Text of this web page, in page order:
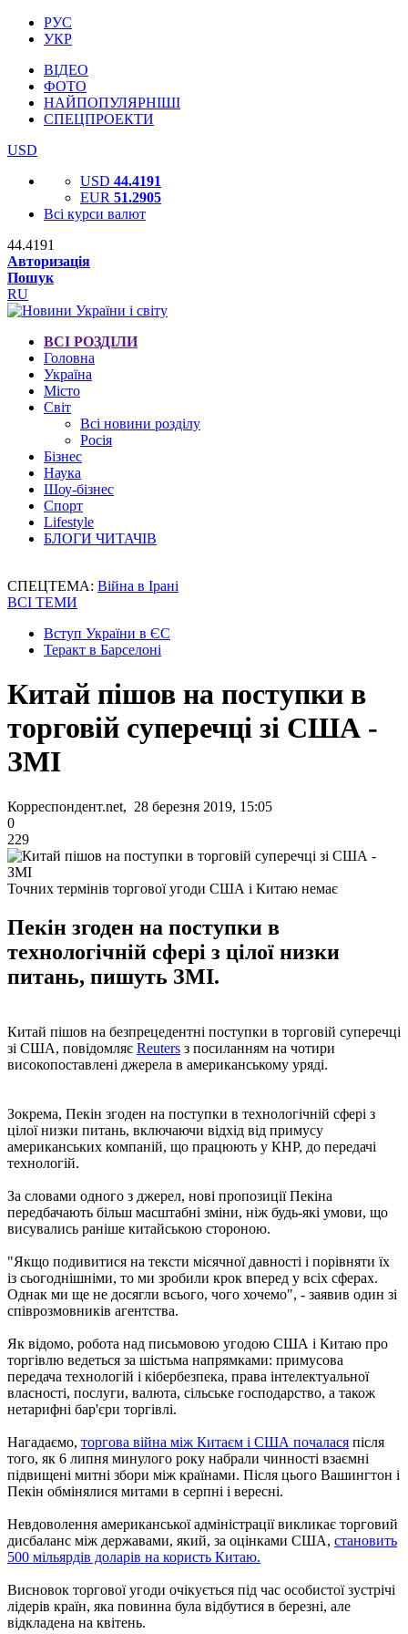
РУС
УКР
ВІДЕО
ФОТО
НАЙПОПУЛЯРНІШІ
СПЕЦПРОЕКТИ
USD
USD 44.4191
EUR 51.2905
Всі курси валют
44.4191
Авторизація
Пошук
RU
ВСІ РОЗДІЛИ
Головна
Україна
Місто
Світ
Всі новини розділу
Росія
Бізнес
Наука
Шоу-бізнес
Спорт
Lifestyle
БЛОГИ ЧИТАЧІВ
СПЕЦТЕМА: Війна в Ірані
ВСІ ТЕМИ
Вступ України в ЄС
Теракт в Барселоні
Китай пішов на поступки в
торговій суперечці зі США -
ЗМІ
Корреспондент.net, 28 березня 2019, 15:05
0
229
Точних термінів торгової угоди США і Китаю немає
Пекін згоден на поступки в
технологічній сфері з цілої низки
питань, пишуть ЗМІ.
Китай пішов на безпрецедентні поступки в торговій суперечці
зі США, повідомляє Reuters з посиланням на чотири
високопоставлені джерела в американському уряді.
Зокрема, Пекін згоден на поступки в технологічній сфері з
цілої низки питань, включаючи відхід від примусу
американських компаній, що працюють у КНР, до передачі
технологій.
За словами одного з джерел, нові пропозиції Пекіна
передбачають більш масштабні зміни, ніж будь-які умови, що
висувались раніше китайською стороною.
"Якщо подивитися на тексти місячної давності і порівняти їх
із сьогоднішніми, то ми зробили крок вперед у всіх сферах.
Однак ми ще не досягли всього, чого хочемо", - заявив один зі
співрозмовників агентства.
Як відомо, робота над письмовою угодою США і Китаю про
торгівлю ведеться за шістьма напрямками: примусова
передача технологій і кібербезпека, права інтелектуальної
власності, послуги, валюта, сільське господарство, а також
нетарифні бар'єри торгівлі.
Нагадаємо, торгова війна між Китаєм і США почалася після
того, як 6 липня минулого року набрали чинності взаємні
підвищені митні збори між країнами. Після цього Вашингтон і
Пекін обмінялися митами в серпні і вересні.
Невдоволення американської адміністрації викликає торговий
дисбаланс між державами, який, за оцінками США, становить
500 мільярдів доларів на користь Китаю.
Висновок торгової угоди очікується під час особистої зустрічі
лідерів країн, яка повинна була відбутися в березні, але
відкладена на квітень.